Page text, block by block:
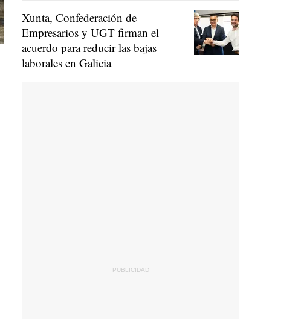
Xunta, Confederación de
Empresarios y UGT firman el
acuerdo para reducir las bajas
laborales en Galicia